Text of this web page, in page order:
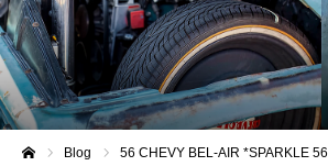
Blog 56 CHEVY BEL-AIR *SPARKLE 56